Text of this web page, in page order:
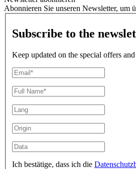
Abonnieren Sie unseren Newsletter, um
Subscribe to the
Keep updated on the special offers
Ich bestätige, dass ich die